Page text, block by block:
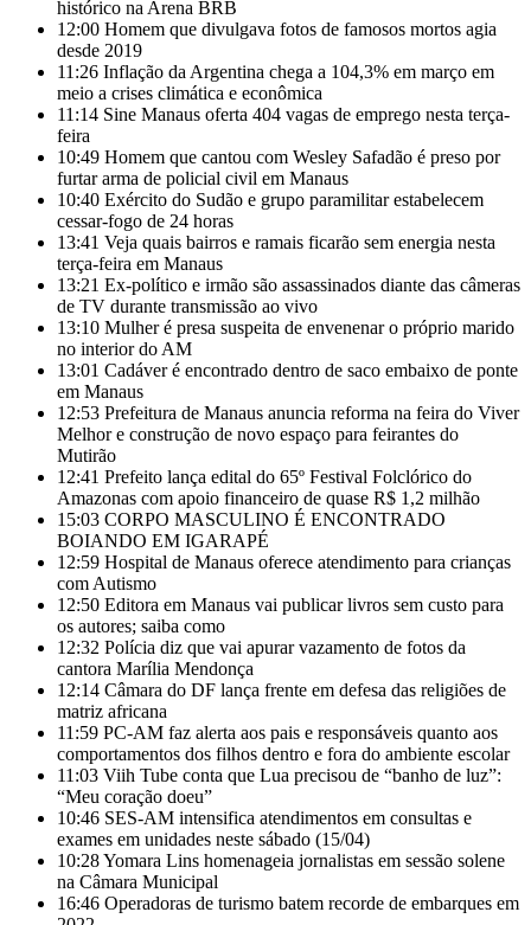
histórico na Arena BRB
12:00 Homem que divulgava fotos de famosos mortos agia
desde 2019
11:26 Inflação da Argentina chega a 104,3% em março em
meio a crises climática e econômica
11:14 Sine Manaus oferta 404 vagas de emprego nesta terça-
feira
10:49 Homem que cantou com Wesley Safadão é preso por
furtar arma de policial civil em Manaus
10:40 Exército do Sudão e grupo paramilitar estabelecem
cessar-fogo de 24 horas
13:41 Veja quais bairros e ramais ficarão sem energia nesta
terça-feira em Manaus
13:21 Ex-político e irmão são assassinados diante das câmeras
de TV durante transmissão ao vivo
13:10 Mulher é presa suspeita de envenenar o próprio marido
no interior do AM
13:01 Cadáver é encontrado dentro de saco embaixo de ponte
em Manaus
12:53 Prefeitura de Manaus anuncia reforma na feira do Viver
Melhor e construção de novo espaço para feirantes do
Mutirão
12:41 Prefeito lança edital do 65º Festival Folclórico do
Amazonas com apoio financeiro de quase R$ 1,2 milhão
15:03 CORPO MASCULINO É ENCONTRADO
BOIANDO EM IGARAPÉ
12:59 Hospital de Manaus oferece atendimento para crianças
com Autismo
12:50 Editora em Manaus vai publicar livros sem custo para
os autores; saiba como
12:32 Polícia diz que vai apurar vazamento de fotos da
cantora Marília Mendonça
12:14 Câmara do DF lança frente em defesa das religiões de
matriz africana
11:59 PC-AM faz alerta aos pais e responsáveis quanto aos
comportamentos dos filhos dentro e fora do ambiente escolar
11:03 Viih Tube conta que Lua precisou de “banho de luz”:
“Meu coração doeu”
10:46 SES-AM intensifica atendimentos em consultas e
exames em unidades neste sábado (15/04)
10:28Yomara Lins homenageia jornalistas em sessão solene
na Câmara Municipal
16:46 Operadoras de turismo batem recorde de embarques em